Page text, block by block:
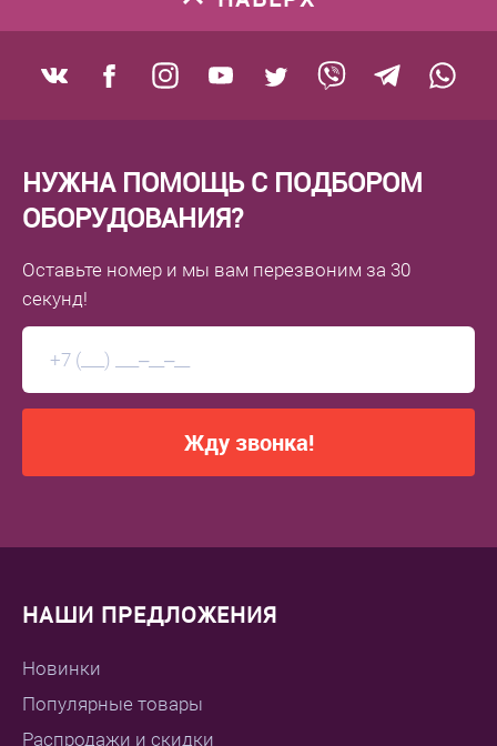
НУЖНА ПОМОЩЬ С ПОДБОРОМ
ОБОРУДОВАНИЯ?
Оставьте номер и мы вам перезвоним за 30
секунд!
Жду звонка!
НАШИ ПРЕДЛОЖЕНИЯ
Новинки
Популярные товары
Распродажи и скидки